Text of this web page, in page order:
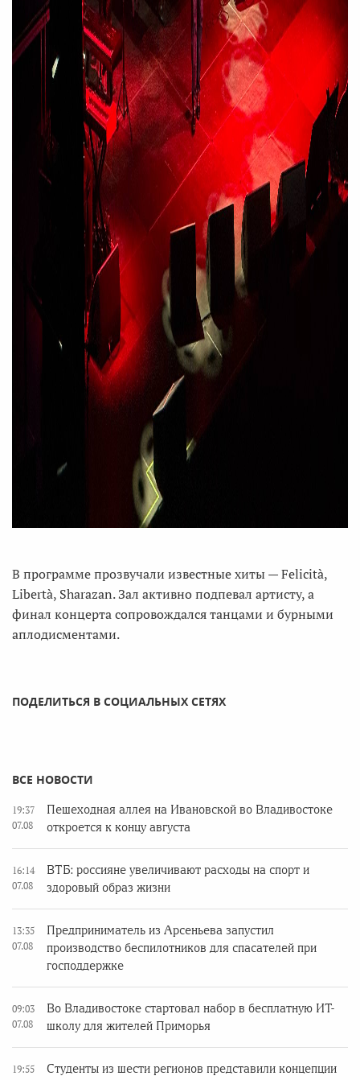
В программе прозвучали известные хиты — Felicità,
Libertà, Sharazan. Зал активно подпевал артисту, а
финал концерта сопровождался танцами и бурными
аплодисментами.
ПОДЕЛИТЬСЯ В СОЦИАЛЬНЫХ СЕТЯХ
ВСЕ НОВОСТИ
19:37
07.08
Пешеходная аллея на Ивановской во Владивостоке
откроется к концу августа
16:14
07.08
ВТБ: россияне увеличивают расходы на спорт и
здоровый образ жизни
13:35
07.08
Предприниматель из Арсеньева запустил
производство беспилотников для спасателей при
господдержке
09:03
07.08
Во Владивостоке стартовал набор в бесплатную ИТ-
школу для жителей Приморья
19:55
Студенты из шести регионов представили концепции